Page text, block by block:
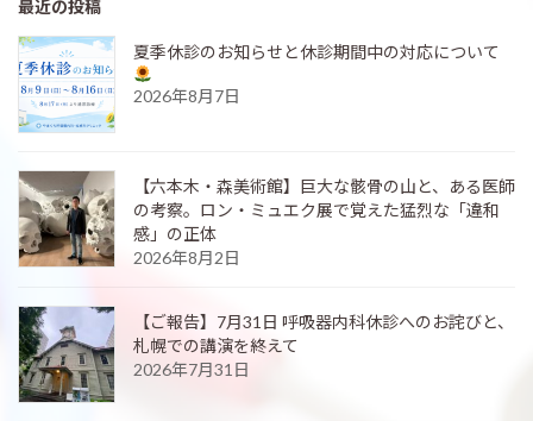
最近の投稿
夏季休診のお知らせと休診期間中の対応について
2026年8月7日
【六本木・森美術館】巨大な骸骨の山と、ある医師
の考察。ロン・ミュエク展で覚えた猛烈な「違和
感」の正体
2026年8月2日
【ご報告】7月31日 呼吸器内科休診へのお詫びと、
札幌での講演を終えて
2026年7月31日